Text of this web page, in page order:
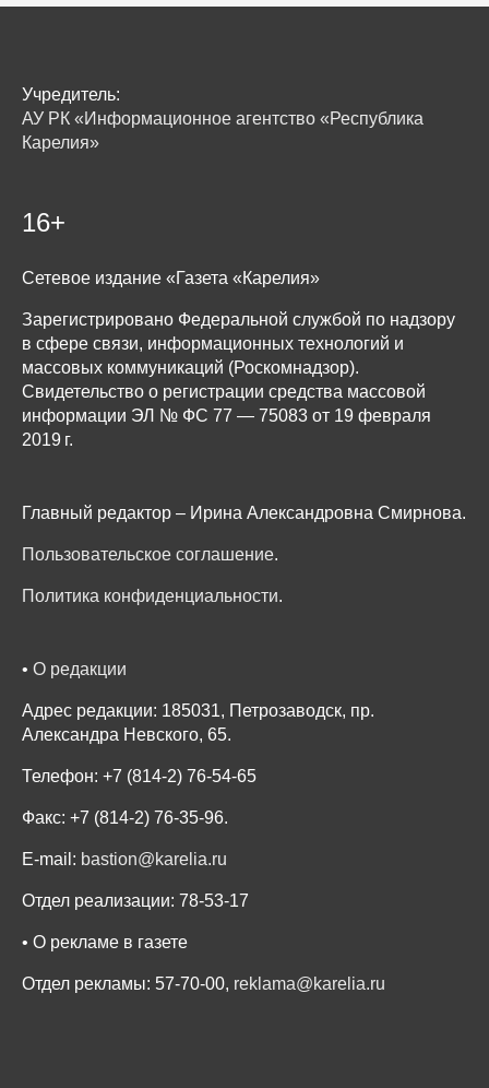
Учредитель:
АУ РК «Информационное агентство «Республика
Карелия»
16+
Сетевое издание «Газета «Карелия»
Зарегистрировано Федеральной службой по надзору
в сфере связи, информационных технологий и
массовых коммуникаций (Роскомнадзор).
Свидетельство о регистрации средства массовой
информации ЭЛ № ФС 77 — 75083 от 19 февраля
2019 г.
Главный редактор – Ирина Александровна Смирнова.
Пользовательское соглашение.
Политика конфиденциальности.
• О редакции
Адрес редакции: 185031, Петрозаводск, пр.
Александра Невского, 65.
Телефон: +7 (814-2) 76-54-65
Факс: +7 (814-2) 76-35-96.
E-mail: bastion@karelia.ru
Отдел реализации: 78-53-17
• О рекламе в газете
Отдел рекламы: 57-70-00, reklama@karelia.ru